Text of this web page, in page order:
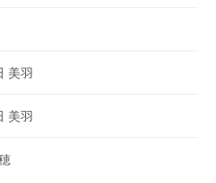
美羽
美羽